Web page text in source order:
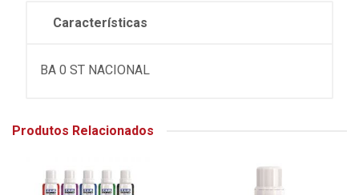
Características
BA 0 ST NACIONAL
Produtos Relacionados